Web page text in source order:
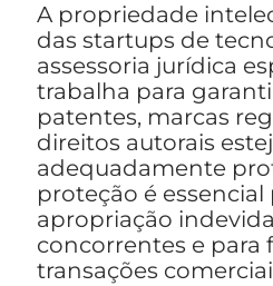
A propriedade
das startups de
assessoria jurídica
trabalha para
patentes, marcas
direitos autorais
adequadamente
proteção é
apropriação
concorrentes e para
transações